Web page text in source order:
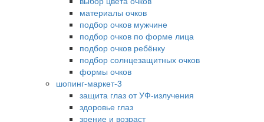
материалы очков
подбор очков мужчине
подбор очков по форме лица
подбор очков ребёнку
подбор солнцезащитных очков
формы очков
шопинг-маркет-3
защита глаз от УФ-излучения
здоровье глаз
зрение и возраст